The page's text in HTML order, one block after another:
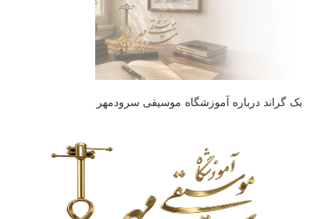
بک گراند درباره آموزشگاه موسیقی سرودمهر